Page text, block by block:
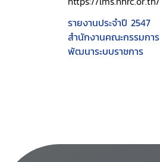
รายงานประจำปี 2547
สำนักงานคณะกรรมการ
พัฒนาระบบราชการ